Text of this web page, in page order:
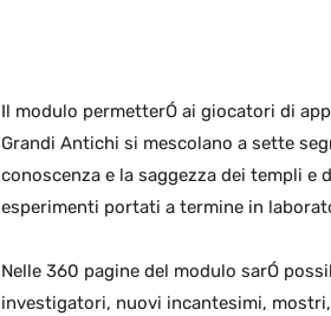
Il modulo permetterÓ ai giocatori di
Grandi Antichi si mescolano a sette
conoscenza e la saggezza dei templi
esperimenti portati a termine in
Nelle 360 pagine del modulo sarÓ
investigatori, nuovi incantesimi,